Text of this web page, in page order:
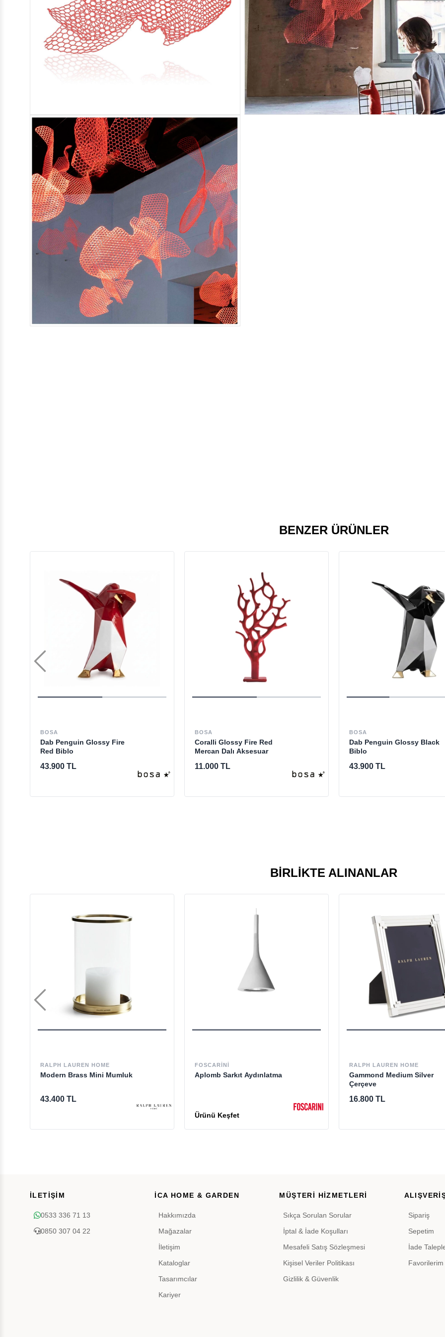
BENZER ÜRÜNLER
BOSA
Dab Penguin Glossy Fire
Red Biblo
43.900 TL
BOSA
Coralli Glossy Fire Red
Mercan Dalı Aksesuar
11.000 TL
BOSA
Dab Penguin Glossy Black
Biblo
43.900 TL
BIRLIKTE ALINANLAR
RALPH LAUREN HOME
Modern Brass Mini Mumluk
43.400 TL
FOSCARINI
Aplomb Sarkıt Aydınlatma
RALPH LAUREN HOME
Gammond Medium Silver
Çerçeve
16.800 TL
İLETİŞİM
0533 336 71 13
0850 307 04 22
İCA HOME & GARDEN
Hakkımızda
Mağazalar
İletişim
Kataloglar
Tasarımcılar
Kariyer
MÜŞTERİ HİZMETLERİ
Sıkça Sorulan Sorular
İptal & İade Koşulları
Mesafeli Satış Sözleşmesi
Kişisel Veriler Politikası
Gizlilik & Güvenlik
Sipariş
Sepetim
İade
Favorilerim